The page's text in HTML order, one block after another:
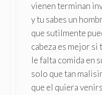
vienen terminan
y tu sabes un
que sutilmente
cabeza es mejor
le falta comida en
solo que tan
que el quiera